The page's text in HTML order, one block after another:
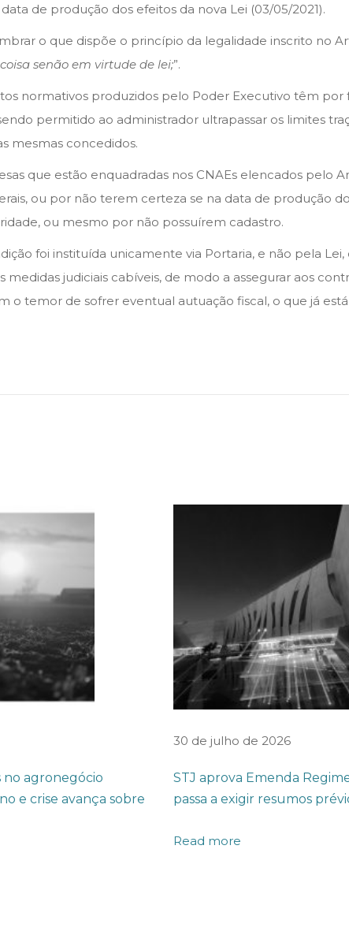
de produção dos efeitos da nova Lei (03/05/2021).
o que dispõe o princípio da legalidade inscrito no Art.
senão em virtude de lei;”.
normativos produzidos pelo Poder Executivo têm
permitido ao administrador ultrapassar os limites
mesmas concedidos.
que estão enquadradas nos CNAEs elencados
ou por não terem certeza se na data de produção
ou mesmo por não possuírem cadastro.
foi instituída unicamente via Portaria, e não pela
medidas judiciais cabíveis, de modo a assegurar aos
o temor de sofrer eventual autuação fiscal, o que já
no agronegócio
e crise avança sobre
30 de julho de 2026
STJ aprova Emenda
passa a exigir resumos
Read more